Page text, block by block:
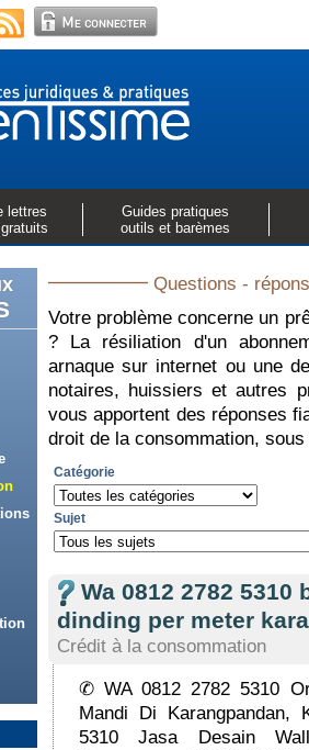
lettres
Guides pratiques
outils et barèmes
Questions -
Votre problème concerne un
? La résiliation d'un
arnaque sur internet ou une
notaires, huissiers et autres
vous apportent des réponses
droit de la consommation,
Catégorie
Sujet
Wa 0812 2782
dinding per meter
Crédit à la consommation
✆ WA 0812 2782 5310
Mandi Di Karangpandan,
5310 Jasa Desain